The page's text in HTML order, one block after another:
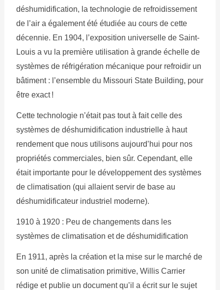
déshumidification, la technologie de refroidissement
de l’air a également été étudiée au cours de cette
décennie. En 1904, l’exposition universelle de Saint-
Louis a vu la première utilisation à grande échelle de
systèmes de réfrigération mécanique pour refroidir un
bâtiment : l’ensemble du Missouri State Building, pour
être exact !
Cette technologie n’était pas tout à fait celle des
systèmes de déshumidification industrielle à haut
rendement que nous utilisons aujourd’hui pour nos
propriétés commerciales, bien sûr. Cependant, elle
était importante pour le développement des systèmes
de climatisation (qui allaient servir de base au
déshumidificateur industriel moderne).
1910 à 1920 : Peu de changements dans les
systèmes de climatisation et de déshumidification
En 1911, après la création et la mise sur le marché de
son unité de climatisation primitive, Willis Carrier
rédige et publie un document qu’il a écrit sur le sujet